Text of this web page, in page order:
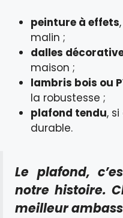
peinture à effets
malin ;
dalles
maison ;
lambris bois ou
la robustesse ;
plafond tendu,
durable.
Le plafond,
notre histoire.
meilleur